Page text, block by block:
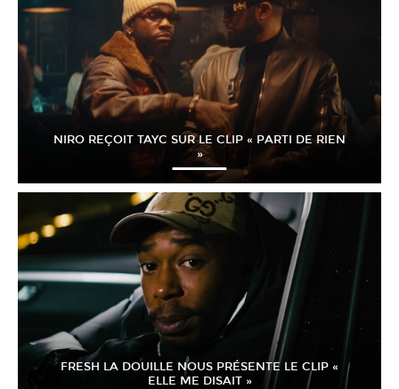
NIRO REÇOIT TAYC SUR LE CLIP « PARTI DE RIEN
»
FRESH LA DOUILLE NOUS PRÉSENTE LE CLIP «
ELLE ME DISAIT »